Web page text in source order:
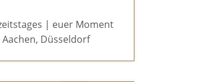
| euer Moment
Düsseldorf